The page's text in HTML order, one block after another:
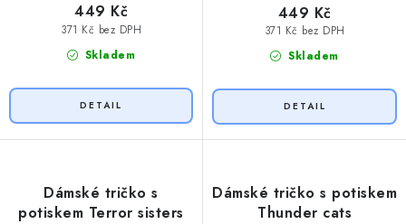
Skladem
371 Kč bez DPH
449 Kč
Skladem
371 Kč bez DPH
449 Kč
Dámské tričko s
potiskem Terror sisters
Dámské tričko s potiskem
Thunder cats